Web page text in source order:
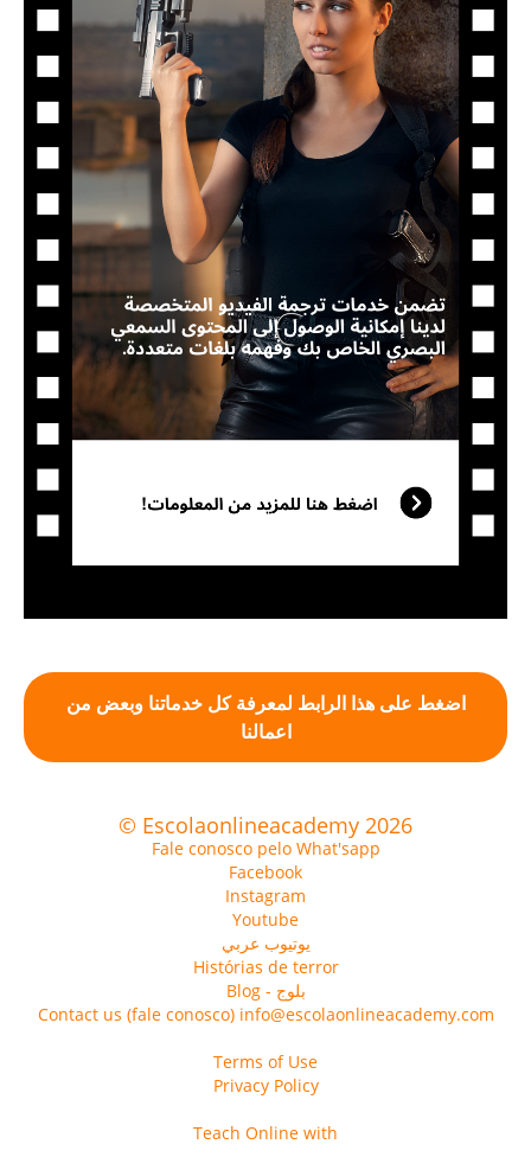
اضغط على هذا الرابط لمعرفة كل خدماتنا وبعض من
اعمالنا
© Escolaonlineacademy 2026
Fale conosco pelo What'sapp
Facebook
Instagram
Youtube
يوتيوب عربي
Histórias de terror
Blog - بلوج
Contact us (fale conosco) info@escolaonlineacademy.com
Terms of Use
Privacy Policy
Teach Online with